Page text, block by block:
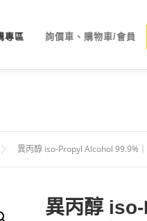
專區 詢價車、購物車/會員
異丙醇 iso-Propyl Alcohol 99.9%
異丙醇